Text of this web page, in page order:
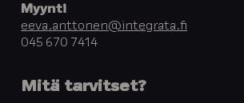
Myynti
eeva.anttonen@integrata.fi
045 670 7414
Mitä tarvitset?